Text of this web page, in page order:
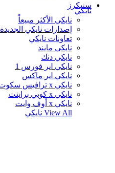
سنيكرز
نايكي
نايكي الأكثر مبيعاً
إصدارات نايكي الجديدة
تعاونات نايكي
نايكي مايند
نايكي دنك
نايكي اير فورس 1
نايكي اير ماكس
نايكي x ترافيس سكوت
نايكي x كوبي براينت
نايكي x أوف وايت
View All نايكي